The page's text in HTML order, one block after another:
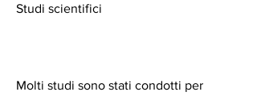
Studi scientifici
Molti studi sono stati condotti per